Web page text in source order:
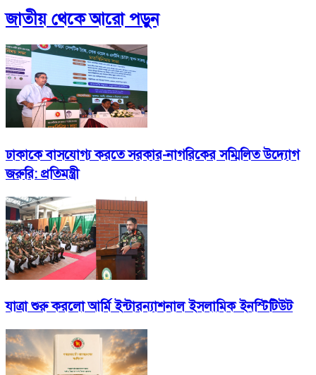
জাতীয়থেকে আরো পড়ুন
ঢাকাকে বাসযোগ্য করতে সরকার-নাগরিকের সম্মিলিত উদ্যোগ
জরুরি: প্রতিমন্ত্রী
যাত্রা শুরু করলো আর্মি ইন্টারন্যাশনাল ইসলামিক ইনস্টিটিউট